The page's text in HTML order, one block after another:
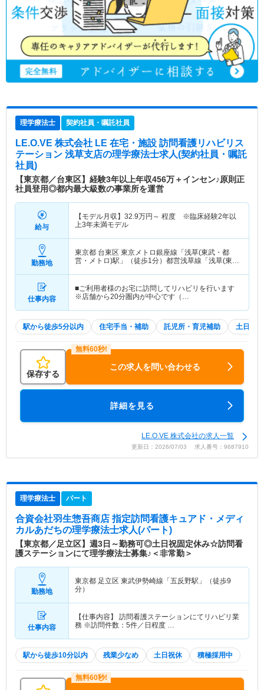
理学療法士 契約社員・嘱託社員
LE.O.VE 株式会社 LE 在宅・施設 訪問看護リハビリス
テーション 浅草支店の理学療法士求人(契約社員・嘱託
社員)
【東京都／台東区】経験3年以上年収456万＋インセン♪原則正
社員登用◎都内最大級数の事業所を運営
給与
【モデル月収】 32.9万円～ 程度 ※臨床経験2年以
上3年未満モデル
勤務地
東京都 台東区 東京メトロ銀座線「浅草(東武・都
営・メトロ)駅」（徒歩1分）都営浅草線「浅草(東
仕事内容
■ご利用者様のお宅に訪問してリハビリを行います
※店舗から20分圏内が中心です（…
駅から徒歩5分以内 住宅手当・補助 託児所・育児補助 土日祝休
保存する
この求人を問い合わせる
詳細を見る
LE.O.VE 株式会社の求人一覧
更新日：2026/07/03 求人番号：9687910
理学療法士 パート
合資会社羽生惣吾商店 指定訪問看護キュアド・メディ
カルあだちの理学療法士求人(パート)
【東京都／足立区】週3日～勤務可◎土日祝固定休み☆訪問看
護ステーションにて理学療法士募集♪＜非常勤＞
勤務地
東京都 足立区 東武伊勢崎線「五反野駅」（徒歩9
分）
仕事内容
【仕事内容】 訪問看護ステーションにてリハビリ業
務 ※訪問件数：5件／日程度 …
駅から徒歩10分以内 残業少なめ 土日祝休 積極採用中